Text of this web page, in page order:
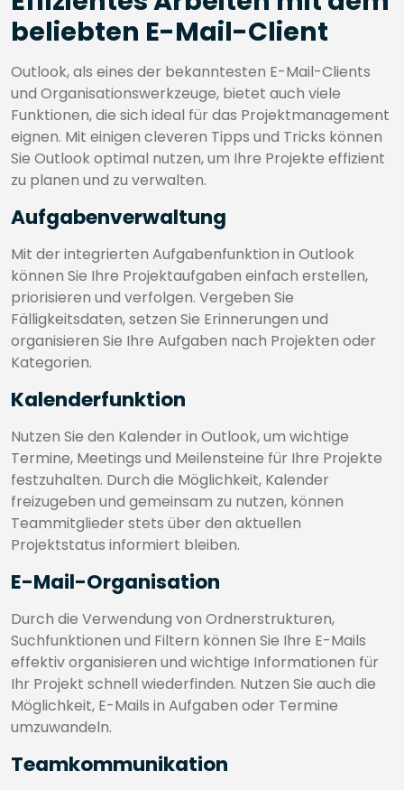
beliebten E-Mail-Client
Outlook, als eines der bekanntesten E-Mail-Clients
und Organisationswerkzeuge, bietet auch viele
Funktionen, die sich ideal für das Projektmanagement
eignen. Mit einigen cleveren Tipps und Tricks können
Sie Outlook optimal nutzen, um Ihre Projekte effizient
zu planen und zu verwalten.
Aufgabenverwaltung
Mit der integrierten Aufgabenfunktion in Outlook
können Sie Ihre Projektaufgaben einfach erstellen,
priorisieren und verfolgen. Vergeben Sie
Fälligkeitsdaten, setzen Sie Erinnerungen und
organisieren Sie Ihre Aufgaben nach Projekten oder
Kategorien.
Kalenderfunktion
Nutzen Sie den Kalender in Outlook, um wichtige
Termine, Meetings und Meilensteine für Ihre Projekte
festzuhalten. Durch die Möglichkeit, Kalender
freizugeben und gemeinsam zu nutzen, können
Teammitglieder stets über den aktuellen
Projektstatus informiert bleiben.
E-Mail-Organisation
Durch die Verwendung von Ordnerstrukturen,
Suchfunktionen und Filtern können Sie Ihre E-Mails
effektiv organisieren und wichtige Informationen für
Ihr Projekt schnell wiederfinden. Nutzen Sie auch die
Möglichkeit, E-Mails in Aufgaben oder Termine
umzuwandeln.
Teamkommunikation